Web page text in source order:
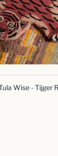
SNELLE
BLIK
Wise - Tijger